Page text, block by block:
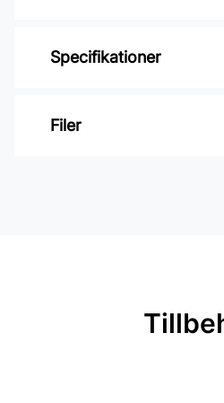
Specifikationer
Varumärke: Midbec
Mönsterrepetition: 32
Filer